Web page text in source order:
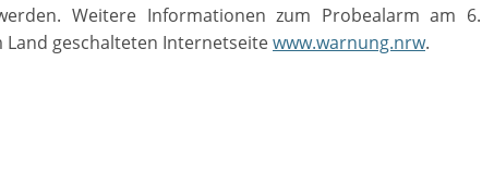
Weitere Informationen zum Probealarm am 6.
geschalteten Internetseitewww.warnung.nrw.